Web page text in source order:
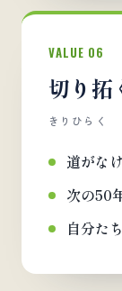
VALUE 06
切り拓
きりひらく
道がな
次の50
自分た